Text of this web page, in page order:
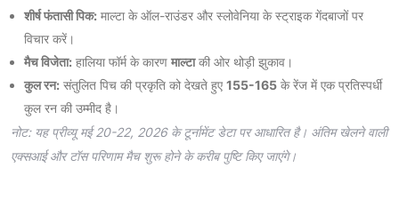
शीर्ष फंतासी पिक: माल्टा के ऑल-राउंडर और स्लोवेनिया के स्ट्राइक गेंदबाजों पर
विचार करें।
मैच विजेता: हालिया फॉर्म के कारण माल्टाकी ओर थोड़ी झुकाव।
कुल रन: संतुलित पिच की प्रकृति को देखते हुए 155-165 के रेंज में एक प्रतिस्पर्धी
कुल रन की उम्मीद है।
नोट: यह प्रीव्यू मई 20-22, 2026 के टूर्नामेंट डेटा पर आधारित है। अंतिम खेलने वाली
एक्सआई और टॉस परिणाम मैच शुरू होने के करीब पुष्टि किए जाएंगे।